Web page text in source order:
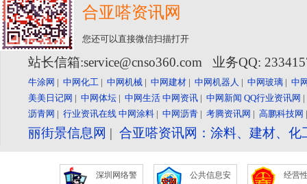
合亚嗒资讯网
您还可以直接微信扫描打开
站长信箱:service@cnso360.com 业务QQ:
牛涂网 | 中网化工 | 中网机械 | 中网建材 | 中网机器人 | 中网玻璃 | 中
美美日记网 | 中网体坛 | 中网生活 中网资讯 | 中网新闻 QQ行业资讯网
沥青网 | 行业资讯在线 中网涂料 | 中网沥青 | 考腾资讯网 | 高鹏科技网
丽街景信息网 | 合亚嗒资讯网：涂料、建材、
深圳网络警 公共信息安 经营